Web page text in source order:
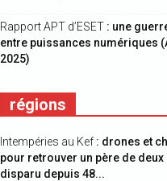
Rapport APT d’ESET : une
entre puissances numériques
2025)
régions
Intempéries au Kef : drones et
pour retrouver un père de
disparu depuis 48...